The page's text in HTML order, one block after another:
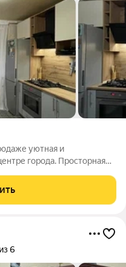
уютная и
города. Просторная
встреч. Потолки
6